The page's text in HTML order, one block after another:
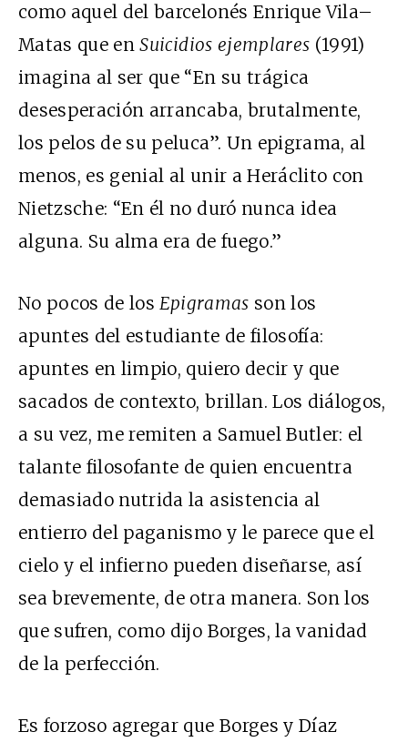
como aquel del barcelonés Enrique Vila–
Matas que enSuicidios ejemplares (1991)
imagina al ser que “En su trágica
desesperación arrancaba, brutalmente,
los pelos de su peluca”. Un epigrama, al
menos, es genial al unir a Heráclito con
Nietzsche: “En él no duró nunca idea
alguna. Su alma era de fuego.”
No pocos de losEpigramas son los
apuntes del estudiante de filosofía:
apuntes en limpio, quiero decir y que
sacados de contexto, brillan. Los diálogos,
a su vez, me remiten a Samuel Butler: el
talante filosofante de quien encuentra
demasiado nutrida la asistencia al
entierro del paganismo y le parece que el
cielo y el infierno pueden diseñarse, así
sea brevemente, de otra manera. Son los
que sufren, como dijo Borges, la vanidad
de la perfección.
Es forzoso agregar que Borges y Díaz